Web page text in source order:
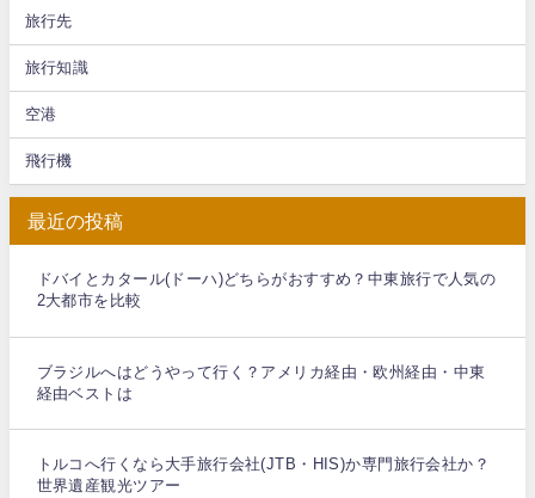
旅行先
旅行知識
空港
飛行機
最近の投稿
ドバイとカタール(ドーハ)どちらがおすすめ？中東旅行で人気の
2大都市を比較
ブラジルへはどうやって行く？アメリカ経由・欧州経由・中東
経由ベストは
トルコへ行くなら大手旅行会社(JTB・HIS)か専門旅行会社か？
世界遺産観光ツアー